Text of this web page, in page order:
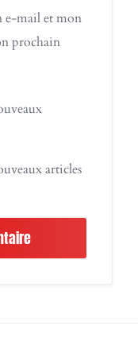
e-mail et mon
prochain
articles